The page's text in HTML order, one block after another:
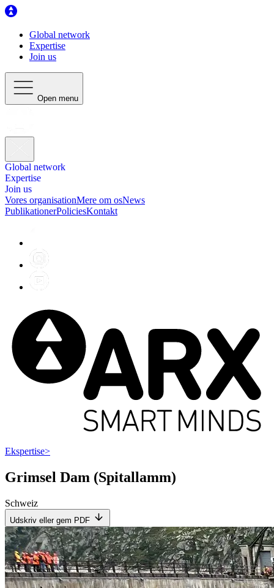
Global network
Expertise
Join us
Open menu
Global network
Expertise
Join us
Vores organisationMere om osNews
PublikationerPoliciesKontakt
Ekspertise>
Grimsel Dam (Spitallamm)
Schweiz
Udskriv eller gem PDF